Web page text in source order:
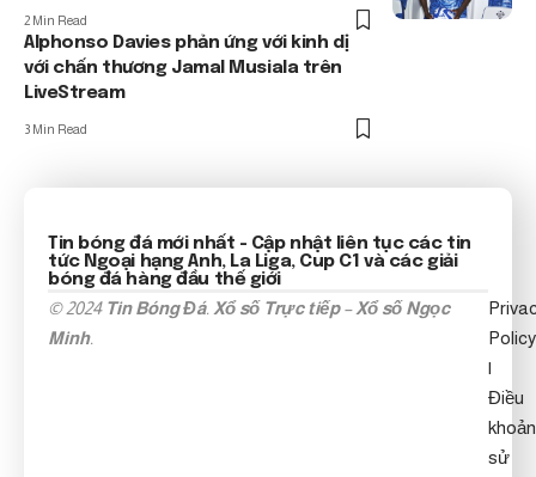
2 Min Read
Alphonso Davies phản ứng với kinh dị
với chấn thương Jamal Musiala trên
LiveStream
3 Min Read
Tin bóng đá mới nhất - Cập nhật liên tục các tin
tức Ngoại hạng Anh, La Liga, Cup C1 và các giải
bóng đá hàng đầu thế giới
© 2024 Tin Bóng Đá. Xổ số Trực tiếp–Xổ số Ngọc
Minh.
Policy
|
Điều
khoản
sử